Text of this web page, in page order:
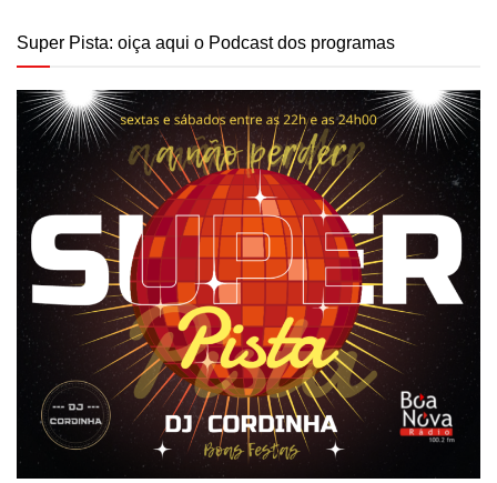
Super Pista: oiça aqui o Podcast dos programas